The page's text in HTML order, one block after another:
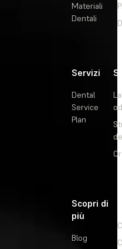
Materiali
Dentali
Servizi
Dental
Service
Plan
Scopri di
più
Blog